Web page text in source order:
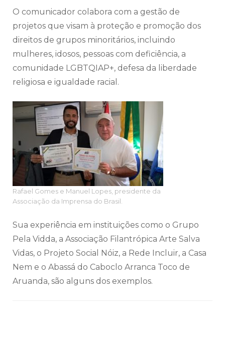
O comunicador colabora com a gestão de
projetos que visam à proteção e promoção dos
direitos de grupos minoritários, incluindo
mulheres, idosos, pessoas com deficiência, a
comunidade LGBTQIAP+, defesa da liberdade
religiosa e igualdade racial.
Rafael Gomes e Manuel Lopes, presidente da
Associação da Imprensa do Brasil.
Sua experiência em instituições como o Grupo
Pela Vidda, a Associação Filantrópica Arte Salva
Vidas, o Projeto Social Nóiz, a Rede Incluir, a Casa
Nem e o Abassá do Caboclo Arranca Toco de
Aruanda, são alguns dos exemplos.